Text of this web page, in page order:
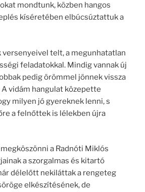
mondtunk, közben hangos
kíséretében elbúcsúztattuk a
versenyeivel telt, a megunhatatlan
feladatokkal. Mindig vannak új
pedig örömmel jönnek vissza
A vidám hangulat közepette
milyen jó gyereknek lenni, s
a felnőttek is lélekben újra
a Radnóti Miklós
a szorgalmas és kitartó
délelőtt nekiláttak a rengeteg
elkészítésének, de